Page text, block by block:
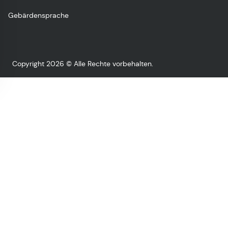
Gebärdensprache
Copyright 2026 © Alle Rechte vorbehalten.